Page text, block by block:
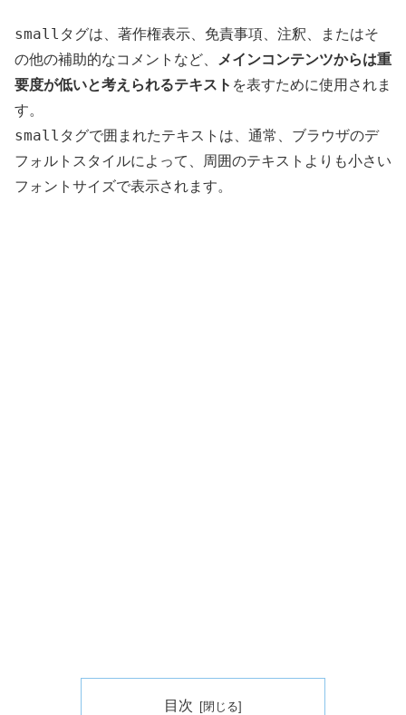
small タグは、著作権表示、免責事項、注釈、またはそ
の他の補助的なコメントなど、
メインコンテンツからは重
要度が低いと考えられるテキスト を表すために使用されま
す。
small タグで囲まれたテキストは、通常、ブラウザのデ
フォルトスタイルによって、周囲のテキストよりも小さい
フォントサイズで表示されます。
目次